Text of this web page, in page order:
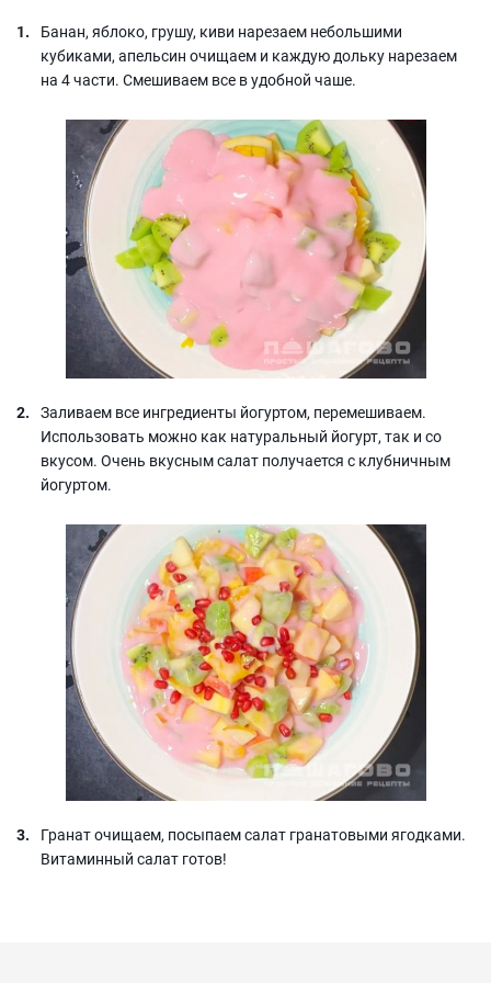
Банан, яблоко, грушу, киви нарезаем небольшими
кубиками, апельсин очищаем и каждую дольку нарезаем
на 4 части. Смешиваем все в удобной чаше.
Заливаем все ингредиенты йогуртом, перемешиваем.
Использовать можно как натуральный йогурт, так и со
вкусом. Очень вкусным салат получается с клубничным
йогуртом.
Гранат очищаем, посыпаем салат гранатовыми ягодками.
Витаминный салат готов!